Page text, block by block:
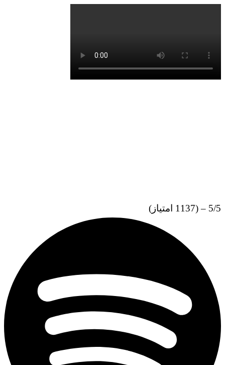
5/5 – (1137 امتیاز)